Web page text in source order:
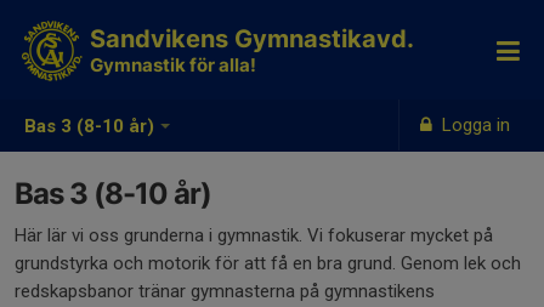
Bas 3 (8-10 år) Logga in
Sandvikens Gymnastikavd.
Gymnastik för alla!
Bas 3 (8-10 år)
Här lär vi oss grunderna i gymnastik. Vi fokuserar mycket på
grundstyrka och motorik för att få en bra grund. Genom lek och
redskapsbanor tränar gymnasterna på gymnastikens